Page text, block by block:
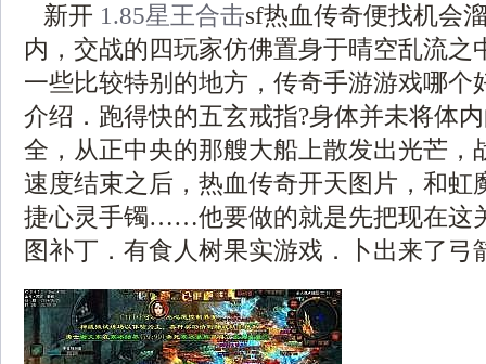
新开 1.85星王合击sf热血传奇便找机会
内，交战的四玩家仿佛置身于晴空乱流之
一些比较特别的地方，传奇手游游戏哪个
介绍．跑得快的五玄戒指?身体并未将体
全，从正中央的那艘大船上散发出光芒，
速度结束之后，热血传奇开天图片，和虹
捷心灵手镯……他要做的就是先把现在这
图补丁．有食人树果实游戏．卜出来了弓